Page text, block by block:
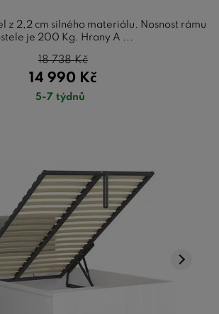
z 2,2 cm silného materiálu. Nosnost rámu
je 200 Kg. Hrany A ...
14 990 Kč
18 738Kč
5-7 týdnů